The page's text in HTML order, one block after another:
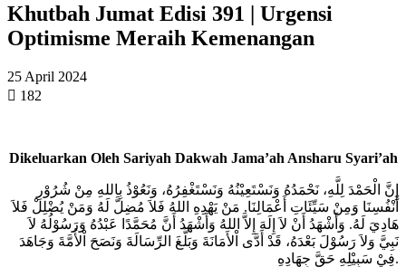
Khutbah Jumat Edisi 391 | Urgensi
Optimisme Meraih Kemenangan
25 April 2024
182
Dikeluarkan Oleh Sariyah Dakwah Jama’ah Ansharu Syari’ah
إِنَّ الْحَمْدَ لِلَّهِ، نَحْمَدُهُ وَنَسْتَعِيْنُهُ وَنَسْتَغْفِرُهُ، وَنَعُوْذُ بِاللهِ مِنْ شُرُوْرِ
أَنْفُسِنَا وَمِنْ سَيِّئَاتِ أَعْمَالِنَا. مَنْ يَهْدِهِ اللهُ فَلاَ مُضِلَّ لَهُ وَمَنْ يُضْلِلْ فَلاَ
هَادِيَ لَهُ. وَأَشْهَدُ أَنْ لاَ إِلَهَ إِلاَّ اللهُ وَأَشْهَدُ أَنَّ مُحَمَّدًا عَبْدُهُ وَرَسُوْلُهُ لاَ
نَبِيَّ وَلاَ رَسُوْلَ بَعْدَهُ، قَدْ أَدَّى اْلأَمَانَةَ وَبَلَّغَ الرِّسَالَةَ وَنَصَحَ اْلأُمَّةَ وَجَاهَدَ
فِيْ سَبِيْلِهِ حَقَّ جِهَادِهِ.